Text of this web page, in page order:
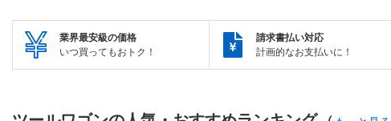
業界最安級の価格
いつ買ってもおトク！
請求書払い対応
計画的なお支払いに！